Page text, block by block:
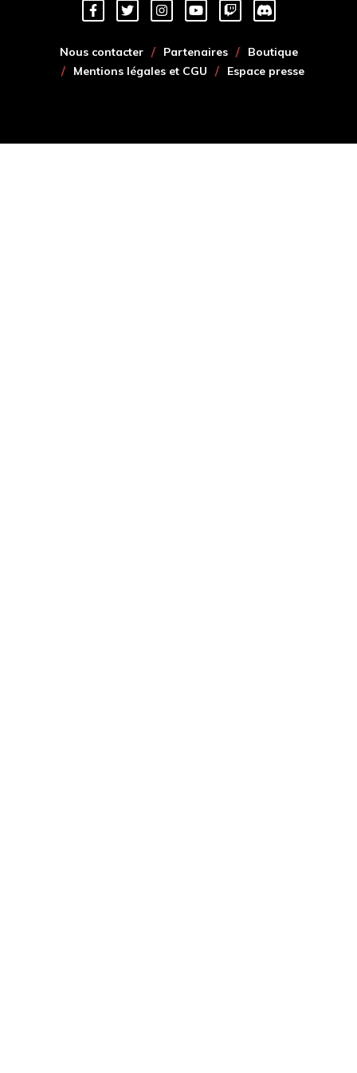
Nous contacter Partenaires
Boutique
Mentions légales et CGU
Espace presse